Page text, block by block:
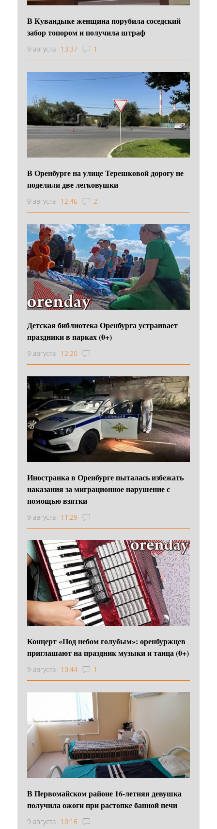
В Кувандыке женщина порубила соседский
забор топором и получила штраф
9 августа 13:37 1
В Оренбурге на улице Терешковой дорогу не
поделили две легковушки
9 августа 12:46 2
Детская библиотека Оренбурга устраивает
праздники в парках (0+)
9 августа 12:20
Иностранка в Оренбурге пыталась избежать
наказания за миграционное нарушение с
помощью взятки
9 августа 11:29
Концерт «Под небом голубым»: оренбуржцев
приглашают на праздник музыки и танца (0+)
9 августа 10:44 1
В Первомайском районе 16‑летняя девушка
получила ожоги при растопке банной печи
9 августа 10:16